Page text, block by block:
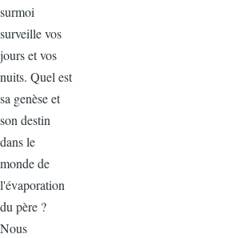
surmoi
surveille vos
jours et vos
nuits. Quel est
sa genèse et
son destin
dans le
monde de
l'évaporation
du père ?
Nous